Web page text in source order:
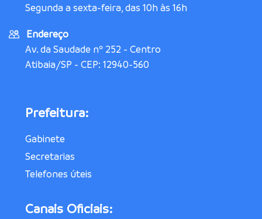
Segunda a sexta-feira, das 10h às 16h
Endereço
Av. da Saudade nº 252 - Centro
Atibaia/SP - CEP: 12940-560
Prefeitura:
Gabinete
Secretarias
Telefones úteis
Canais Oficiais: